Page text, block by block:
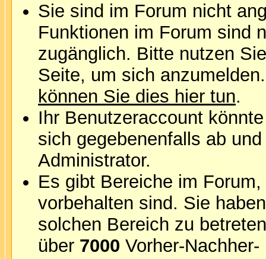
Sie sind im Forum nicht
Funktionen im Forum sind
zugänglich. Bitte nutzen
Seite, um sich
können Sie dies hier tun.
Ihr Benutzeraccount
sich gegebenenfalls ab
Administrator.
Es gibt Bereiche im
vorbehalten sind. Sie
solchen Bereich zu
über 7000 Vorher-